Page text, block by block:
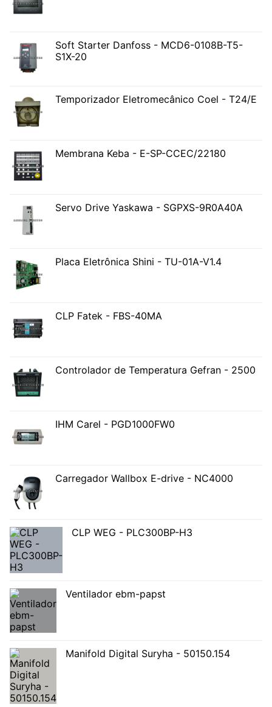
Soft Starter Danfoss - MCD6-0108B-T5-
S1X-20
Temporizador Eletromecânico Coel - T24/E
Membrana Keba - E-SP-CCEC/22180
Servo Drive Yaskawa - SGPXS-9R0A40A
Placa Eletrônica Shini - TU-01A-V1.4
CLP Fatek - FBS-40MA
Controlador de Temperatura Gefran - 2500
IHM Carel - PGD1000FW0
Carregador Wallbox E-drive - NC4000
CLP WEG - PLC300BP-H3
Ventilador ebm-papst
Manifold Digital Suryha - 50150.154